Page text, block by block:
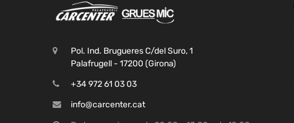
Pol. Ind. Brugueres C/del Suro, 1
Palafrugell - 17200 (Girona)
+34 972 61 03 03
info@carcenter.cat